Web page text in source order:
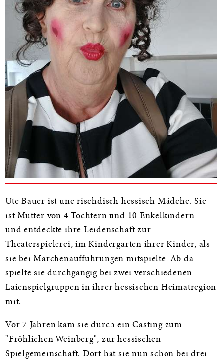
Ute Bauer ist une rischdisch hessisch Mädche. Sie
ist Mutter von 4 Töchtern und 10 Enkelkindern
und entdeckte ihre Leidenschaft zur
Theaterspielerei, im Kindergarten ihrer Kinder, als
sie bei Märchenaufführungen mitspielte. Ab da
spielte sie durchgängig bei zwei verschiedenen
Laienspielgruppen in ihrer hessischen Heimatregion
mit.
Vor 7 Jahren kam sie durch ein Casting zum
"Fröhlichen Weinberg", zur hessischen
Spielgemeinschaft. Dort hat sie nun schon bei drei